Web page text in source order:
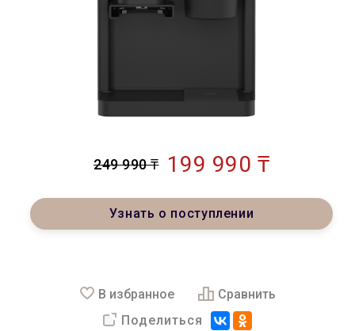
249 990 ₸ 199 990 ₸
Узнать о поступлении
В избранное
Сравнить
Поделиться